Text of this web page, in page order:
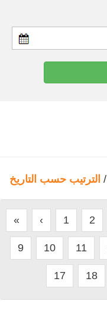
/ الترتيب حسب التاريخ
« ‹ 1 2
9 10 11
17 18